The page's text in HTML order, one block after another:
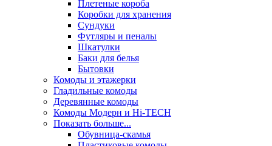
Плетеные короба
Коробки для хранения
Сундуки
Футляры и пеналы
Шкатулки
Баки для белья
Бытовки
Комоды и этажерки
Гладильные комоды
Деревянные комоды
Комоды Модерн и Hi-TECH
Показать больше...
Обувница-скамья